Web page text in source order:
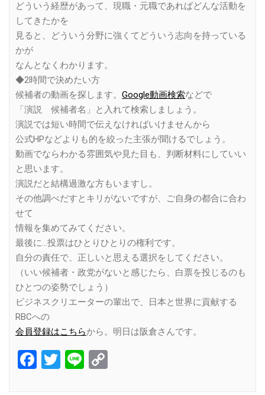
どういう経歴があって、現職・元職であればどんな活動を
してきたかを
見ると、どういう分野に強くてどういう志向を持っている
かが
なんとなくわかります。
◆2時間で決めたい方
候補者の動画を探します。 Google動画検索などで
「演説 候補者名」と入れて検索しましょう。
演説では短い時間で伝えなければいけませんから
公式HPなどよりも的を絞った主張が聞けるでしょう。
動画でならわかる雰囲気や見た目も、判断材料にしていい
と思います。
演説だと結構過激な方もいますし。
その他調べだすとキリがないですが、ご自身の都合に合わ
せて
情報を集めてみてください。
最後に…投票はひとりひとりの権利です。
自分の責任で、正しいと思える選択をしてください。
（いい候補者・政党がないと感じたら、白票を投じるのも
ひとつの姿勢でしょう）
ビジネスクリエーターの輩出で、日本と世界に貢献する
RBCへの
会員登録はこちらから。明日は阪倉さんです。
Facebook
Twitter
Line